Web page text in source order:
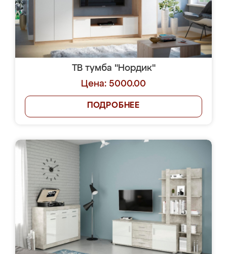
ТВ тумба "Нордик"
Цена: 5000.00
ПОДРОБНЕЕ